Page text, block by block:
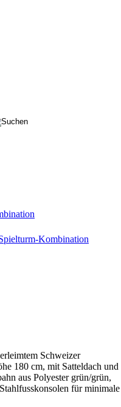
Schweizer
180 cm, mit Satteldach und
aus Polyester grün/grün,
für minimale